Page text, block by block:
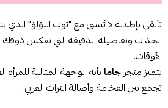
تألقي بإطلالة لا تُنسى مع "ثوب اللؤلؤ" الذي
الجذاب وتفاصيله الدقيقة التي تعكس ذوقك
الأوقات.
يتميز متجرجاما بأنه الوجهة المثالية
تجمع بين الفخامة وأصالة التراث العربي.